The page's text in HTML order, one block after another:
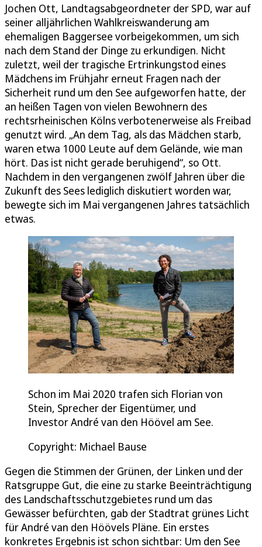
Jochen Ott, Landtagsabgeordneter der SPD, war auf
seiner alljährlichen Wahlkreiswanderung am
ehemaligen Baggersee vorbeigekommen, um sich
nach dem Stand der Dinge zu erkundigen. Nicht
zuletzt, weil der tragische Ertrinkungstod eines
Mädchens im Frühjahr erneut Fragen nach der
Sicherheit rund um den See aufgeworfen hatte, der
an heißen Tagen von vielen Bewohnern des
rechtsrheinischen Kölns verbotenerweise als Freibad
genutzt wird. „An dem Tag, als das Mädchen starb,
waren etwa 1000 Leute auf dem Gelände, wie man
hört. Das ist nicht gerade beruhigend“, so Ott.
Nachdem in den vergangenen zwölf Jahren über die
Zukunft des Sees lediglich diskutiert worden war,
bewegte sich im Mai vergangenen Jahres tatsächlich
etwas.
Schon im Mai 2020 trafen sich Florian von
Stein, Sprecher der Ei­gen­tü­mer, und
Investor André van den Höövel am See.
Copyright: Michael Bause
Gegen die Stimmen der Grünen, der Linken und der
Ratsgruppe Gut, die eine zu starke Beeinträchtigung
des Landschaftsschutzgebietes rund um das
Gewässer befürchten, gab der Stadtrat grünes Licht
für André van den Höövels Pläne. Ein erstes
konkretes Ergebnis ist schon sichtbar: Um den See